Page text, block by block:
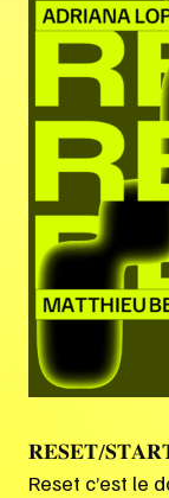
𝐑𝐄𝐒𝐄𝐓/
Reset c’est le